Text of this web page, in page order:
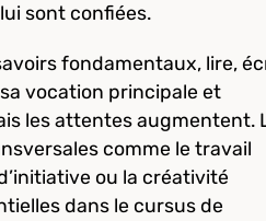
sont confiées.
fondamentaux, lire,
vocation principale et
les attentes augmentent.
comme le travail
ou la créativité
dans le cursus de